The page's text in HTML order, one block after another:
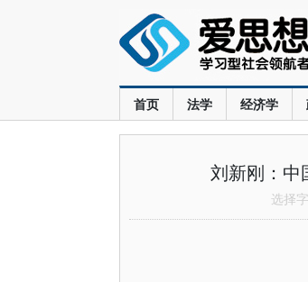
首页 法学 经济学
刘新刚：中
选择